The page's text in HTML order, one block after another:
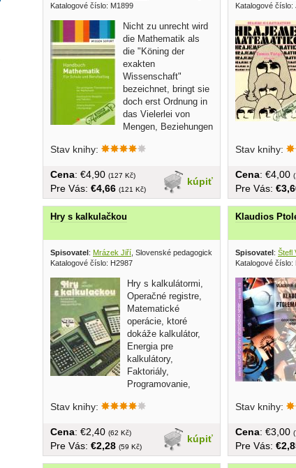
Katalogové číslo: M1899
Nicht zu unrecht wird
die Mathematik als
die "Köning der
exakten
Wissenschaft"
bezeichnet, bringt sie
doch erst Ordnung in
das Vielerlei von
Mengen, Beziehungen
Stav knihy:
kúpiť
Cena: €4,90 (127 Kč)
Pre Vás: €4,66 (121 Kč)
Katalogové číslo:
Stav knihy:
Cena: €4,00
Pre Vás:
Hry s kalkulačkou
Spisovatel: Mrázek Jiří , Slovenské pedagogické nakladateľstvo 1987
Katalogové číslo: H2987
Hry s kalkulátormi,
Operačné registre,
Matematické
operácie, ktoré
dokáže kalkulátor,
Energia pre
kalkulátory,
Faktoriály,
Programovanie,
Stav knihy:
kúpiť
Cena: €2,40 (62 Kč)
Pre Vás: €2,28 (59 Kč)
Klaudios
Spisovatel: Štefl
Katalogové číslo:
Stav knihy:
Cena: €3,00
Pre Vás: